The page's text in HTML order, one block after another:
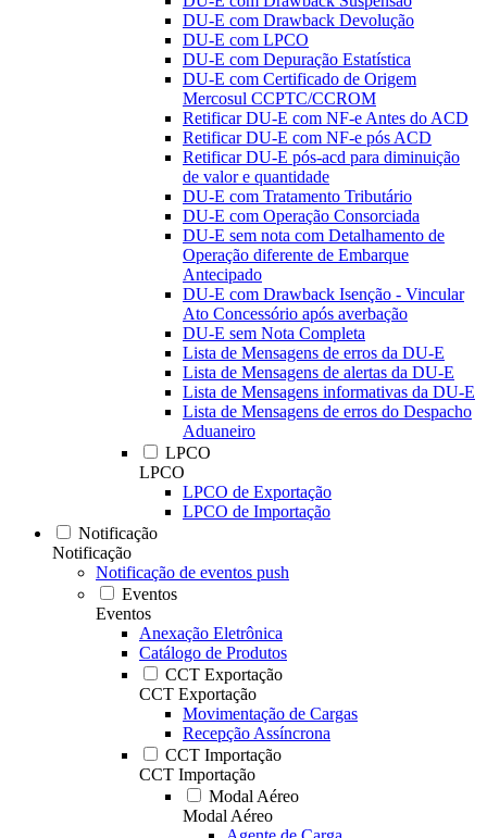
DU-E com Drawback Devolução
DU-E com LPCO
DU-E com Depuração Estatística
DU-E com Certificado de Origem
Mercosul CCPTC/CCROM
Retificar DU-E com NF-e Antes do ACD
Retificar DU-E com NF-e pós ACD
Retificar DU-E pós-acd para diminuição
de valor e quantidade
DU-E com Tratamento Tributário
DU-E com Operação Consorciada
DU-E sem nota com Detalhamento de
Operação diferente de Embarque
Antecipado
DU-E com Drawback Isenção - Vincular
Ato Concessório após averbação
DU-E sem Nota Completa
Lista de Mensagens de erros da DU-E
Lista de Mensagens de alertas da DU-E
Lista de Mensagens informativas da DU-E
Lista de Mensagens de erros do Despacho
Aduaneiro
LPCO
LPCO
LPCO de Exportação
LPCO de Importação
Notificação
Notificação
Notificação de eventos push
Eventos
Eventos
Anexação Eletrônica
Catálogo de Produtos
CCT Exportação
CCT Exportação
Movimentação de Cargas
Recepção Assíncrona
CCT Importação
CCT Importação
Modal Aéreo
Modal Aéreo